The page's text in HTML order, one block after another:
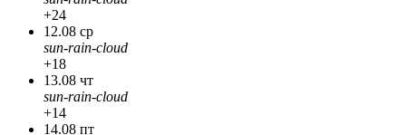
+24
12.08 ср
sun-rain-cloud
+18
13.08 чт
sun-rain-cloud
+14
14.08 пт